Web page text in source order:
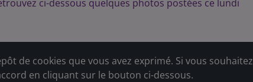
ci-dessous quelques photos postées ce lundi
de cookies que vous avez exprimé. Si vous souhaitez
en cliquant sur le bouton ci-dessous.